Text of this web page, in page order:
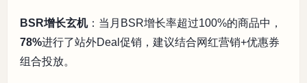
BSR增长玄机：当月BSR增长率超过100%的商品中，
78%进行了站外Deal促销，建议结合网红营销+优惠券
组合投放。